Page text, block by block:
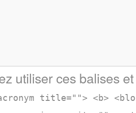
utiliser ces balises
title=""> <b>